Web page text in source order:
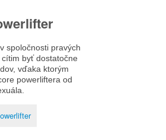
spoločnosti pravých
byť dostatočne
vďaka ktorým
powerliftera od